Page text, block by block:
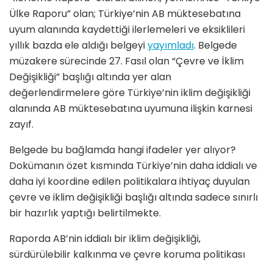
Ülke Raporu” olan; Türkiye’nin AB müktesebatına
uyum alanında kaydettiği ilerlemeleri ve eksiklileri
yıllık bazda ele aldığı belgeyiyayımladı. Belgede
müzakere sürecinde 27. Fasıl olan “Çevre ve İklim
Değişikliği” başlığı altında yer alan
değerlendirmelere göre Türkiye’nin iklim değişikliği
alanında AB müktesebatına uyumuna ilişkin karnesi
zayıf.
Belgede bu bağlamda hangi ifadeler yer alıyor?
Dokümanın özet kısmında Türkiye’nin daha iddialı ve
daha iyi koordine edilen politikalara ihtiyaç duyulan
çevre ve iklim değişikliği başlığı altında sadece sınırlı
bir hazırlık yaptığı belirtilmekte.
Raporda AB’nin iddialı bir iklim değişikliği,
sürdürülebilir kalkınma ve çevre koruma politikası